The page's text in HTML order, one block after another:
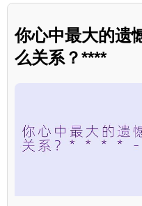
你心中最大的遗
么关系？****